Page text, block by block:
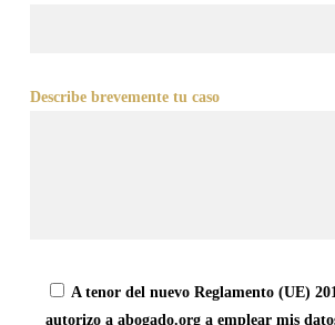
Describe brevemente tu caso
A tenor del nuevo Reglamento (UE)
autorizo a abogado.org a emplear mis